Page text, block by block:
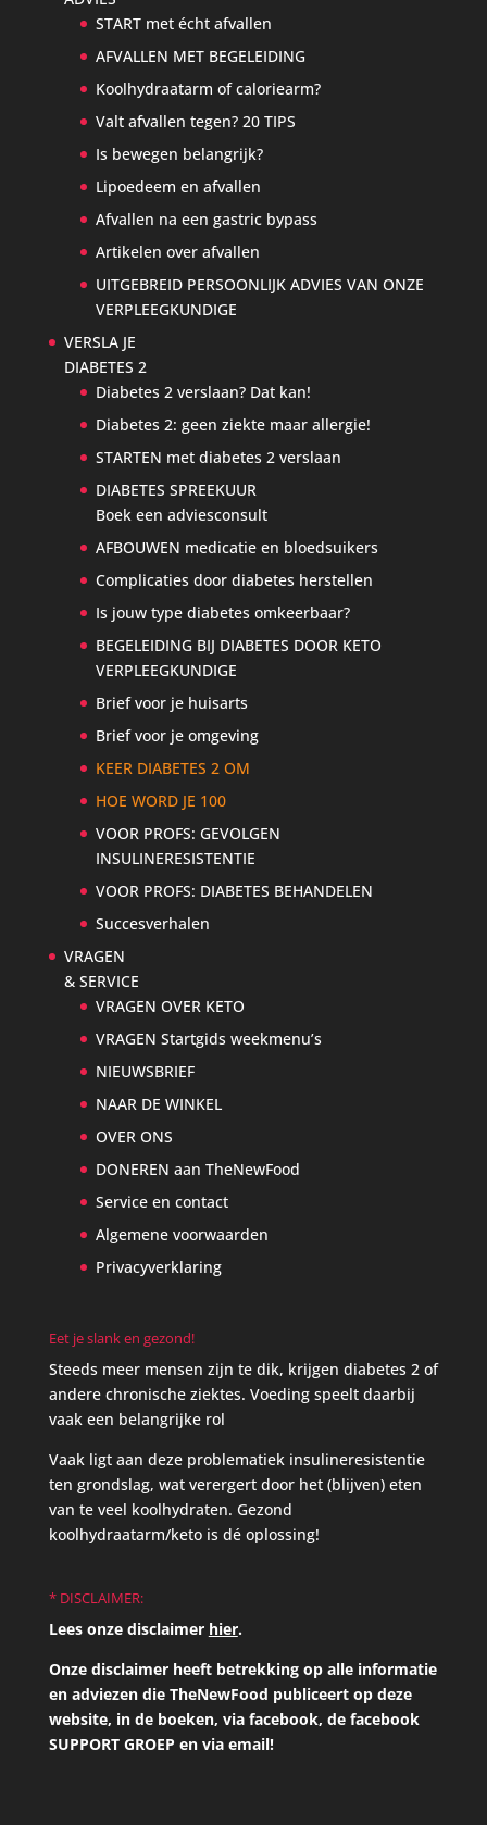
START met écht afvallen
AFVALLEN MET BEGELEIDING
Koolhydraatarm of caloriearm?
Valt afvallen tegen? 20 TIPS
Is bewegen belangrijk?
Lipoedeem en afvallen
Afvallen na een gastric bypass
Artikelen over afvallen
UITGEBREID PERSOONLIJK ADVIES VAN ONZE
VERPLEEGKUNDIGE
VERSLA JE
DIABETES 2
Diabetes 2 verslaan? Dat kan!
Diabetes 2: geen ziekte maar allergie!
STARTEN met diabetes 2 verslaan
DIABETES SPREEKUUR
Boek een adviesconsult
AFBOUWEN medicatie en bloedsuikers
Complicaties door diabetes herstellen
Is jouw type diabetes omkeerbaar?
BEGELEIDING BIJ DIABETES DOOR KETO
VERPLEEGKUNDIGE
Brief voor je huisarts
Brief voor je omgeving
KEER DIABETES 2 OM
HOE WORD JE 100
VOOR PROFS: GEVOLGEN
INSULINERESISTENTIE
VOOR PROFS: DIABETES BEHANDELEN
Succesverhalen
VRAGEN
& SERVICE
VRAGEN OVER KETO
VRAGEN Startgids weekmenu’s
NIEUWSBRIEF
NAAR DE WINKEL
OVER ONS
DONEREN aan TheNewFood
Service en contact
Algemene voorwaarden
Privacyverklaring
Eet je slank en gezond!
Steeds meer mensen zijn te dik, krijgen diabetes 2 of
andere chronische ziektes. Voeding speelt daarbij
vaak een belangrijke rol
Vaak ligt aan deze problematiek insulineresistentie
ten grondslag, wat verergert door het (blijven) eten
van te veel koolhydraten. Gezond
koolhydraatarm/keto is dé oplossing!
* DISCLAIMER:
Lees onze disclaimer hier.
Onze disclaimer heeft betrekking op alle informatie
en adviezen die TheNewFood publiceert op deze
website, in de boeken, via facebook, de facebook
SUPPORT GROEP en via email!